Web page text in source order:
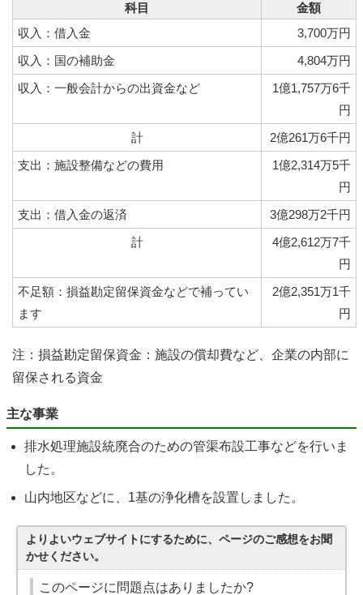
科目
金額
収入：借入金
3,700万円
収入：国の補助金
4,804万円
収入：一般会計からの出資金など
1億1,757万6千
円
計
2億261万6千円
支出：施設整備などの費用
1億2,314万5千
円
支出：借入金の返済
3億298万2千円
計
4億2,612万7千
円
不足額：損益勘定留保資金などで補ってい
ます
2億2,351万1千
円
注：損益勘定留保資金：施設の償却費など、企業の内部に
留保される資金
主な事業
排水処理施設統廃合のための管渠布設工事などを行いま
した。
山内地区などに、1基の浄化槽を設置しました。
よりよいウェブサイトにするために、ページのご感想をお聞
かせください。
このページに問題点はありましたか?